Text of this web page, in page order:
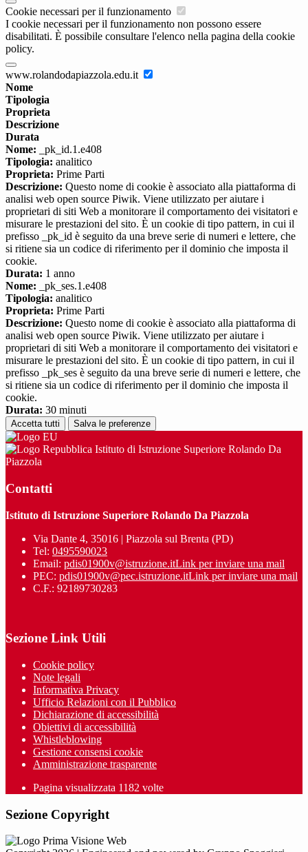
Cookie necessari per il funzionamento
I cookie necessari per il funzionamento non possono essere
disabilitati. È possibile consultare l'elenco nella pagina della cookie
policy.
www.rolandodapiazzola.edu.it
Nome
Tipologia
Proprieta
Descrizione
Durata
Nome: _pk_id.1.e408
Tipologia: analitico
Proprieta: Prime Parti
Descrizione: Questo nome di cookie è associato alla piattaforma di
analisi web open source Piwik. Viene utilizzato per aiutare i
proprietari di siti Web a monitorare il comportamento dei visitatori e
misurare le prestazioni del sito. È un cookie di tipo pattern, in cui il
prefisso _pk_id è seguito da una breve serie di numeri e lettere, che
si ritiene sia un codice di riferimento per il dominio che imposta il
cookie.
Durata: 1 anno
Nome: _pk_ses.1.e408
Tipologia: analitico
Proprieta: Prime Parti
Descrizione: Questo nome di cookie è associato alla piattaforma di
analisi web open source Piwik. Viene utilizzato per aiutare i
proprietari di siti Web a monitorare il comportamento dei visitatori e
misurare le prestazioni del sito. È un cookie di tipo pattern, in cui il
prefisso _pk_ses è seguito da una breve serie di numeri e lettere, che
si ritiene sia un codice di riferimento per il dominio che imposta il
cookie.
Durata: 30 minuti
Accetta tutti Salva le preferenze
Istituto di Istruzione Superiore Rolando Da
Piazzola
Contatti
Istituto di Istruzione Superiore Rolando Da Piazzola
Via Dante 4, 35016 | Piazzola sul Brenta (PD)
Tel: 0495590023
Email: pdis01900v@istruzione.itLink per inviare una mail
PEC: pdis01900v@pec.istruzione.itLink per inviare una mail
C.F.: 92189730283
Sezione Link Utili
Cookie policy
Note legali
Informativa Privacy
Ufficio Relazioni con il Pubblico
Dichiarazione di accessibilità
Obiettivi di accessibilità
Whistleblowing
Gestione consensi cookie
Amministrazione trasparente
Pagina visualizzata 1182 volte
Sezione Copyright